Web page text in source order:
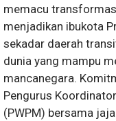
memacu
menjadikan ibukota
sekadar daerah
dunia yang mampu
mancanegara.
Pengurus
(PWPM) bersama